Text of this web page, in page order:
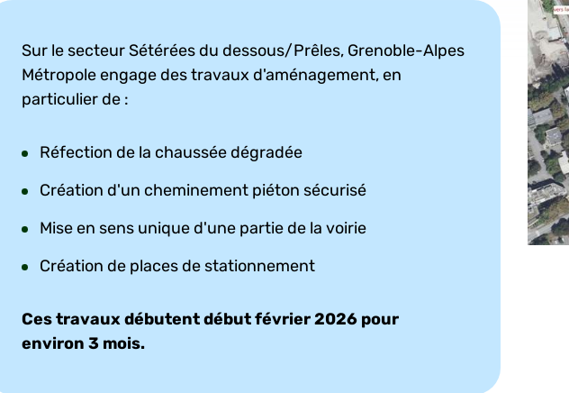
Sur le secteur Sétérées du dessous/Prêles, Grenoble-Alpes
Métropole engage des travaux d'aménagement, en
particulier de :
Réfection de la chaussée dégradée
Création d'un cheminement piéton sécurisé
Mise en sens unique d'une partie de la voirie
Création de places de stationnement
Ces travaux débutent début février 2026 pour
environ 3 mois.